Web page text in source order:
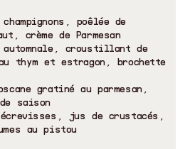
poêlée de
crème de Parmesan
croustillant de
thym et estragon, brochette
gratiné au parmesan,
saison
écrevisses, jus de crustacés,
au pistou